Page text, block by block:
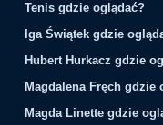
Tenis gdzie oglądać?
Iga Świątek gdzie
Hubert Hurkacz gdzie
Magdalena Fręch gdzie
Magda Linette gdzie